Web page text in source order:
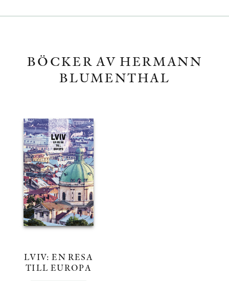
BÖCKER AV HERMANN
BLUMENTHAL
LVIV: EN RESA
TILL EUROPA